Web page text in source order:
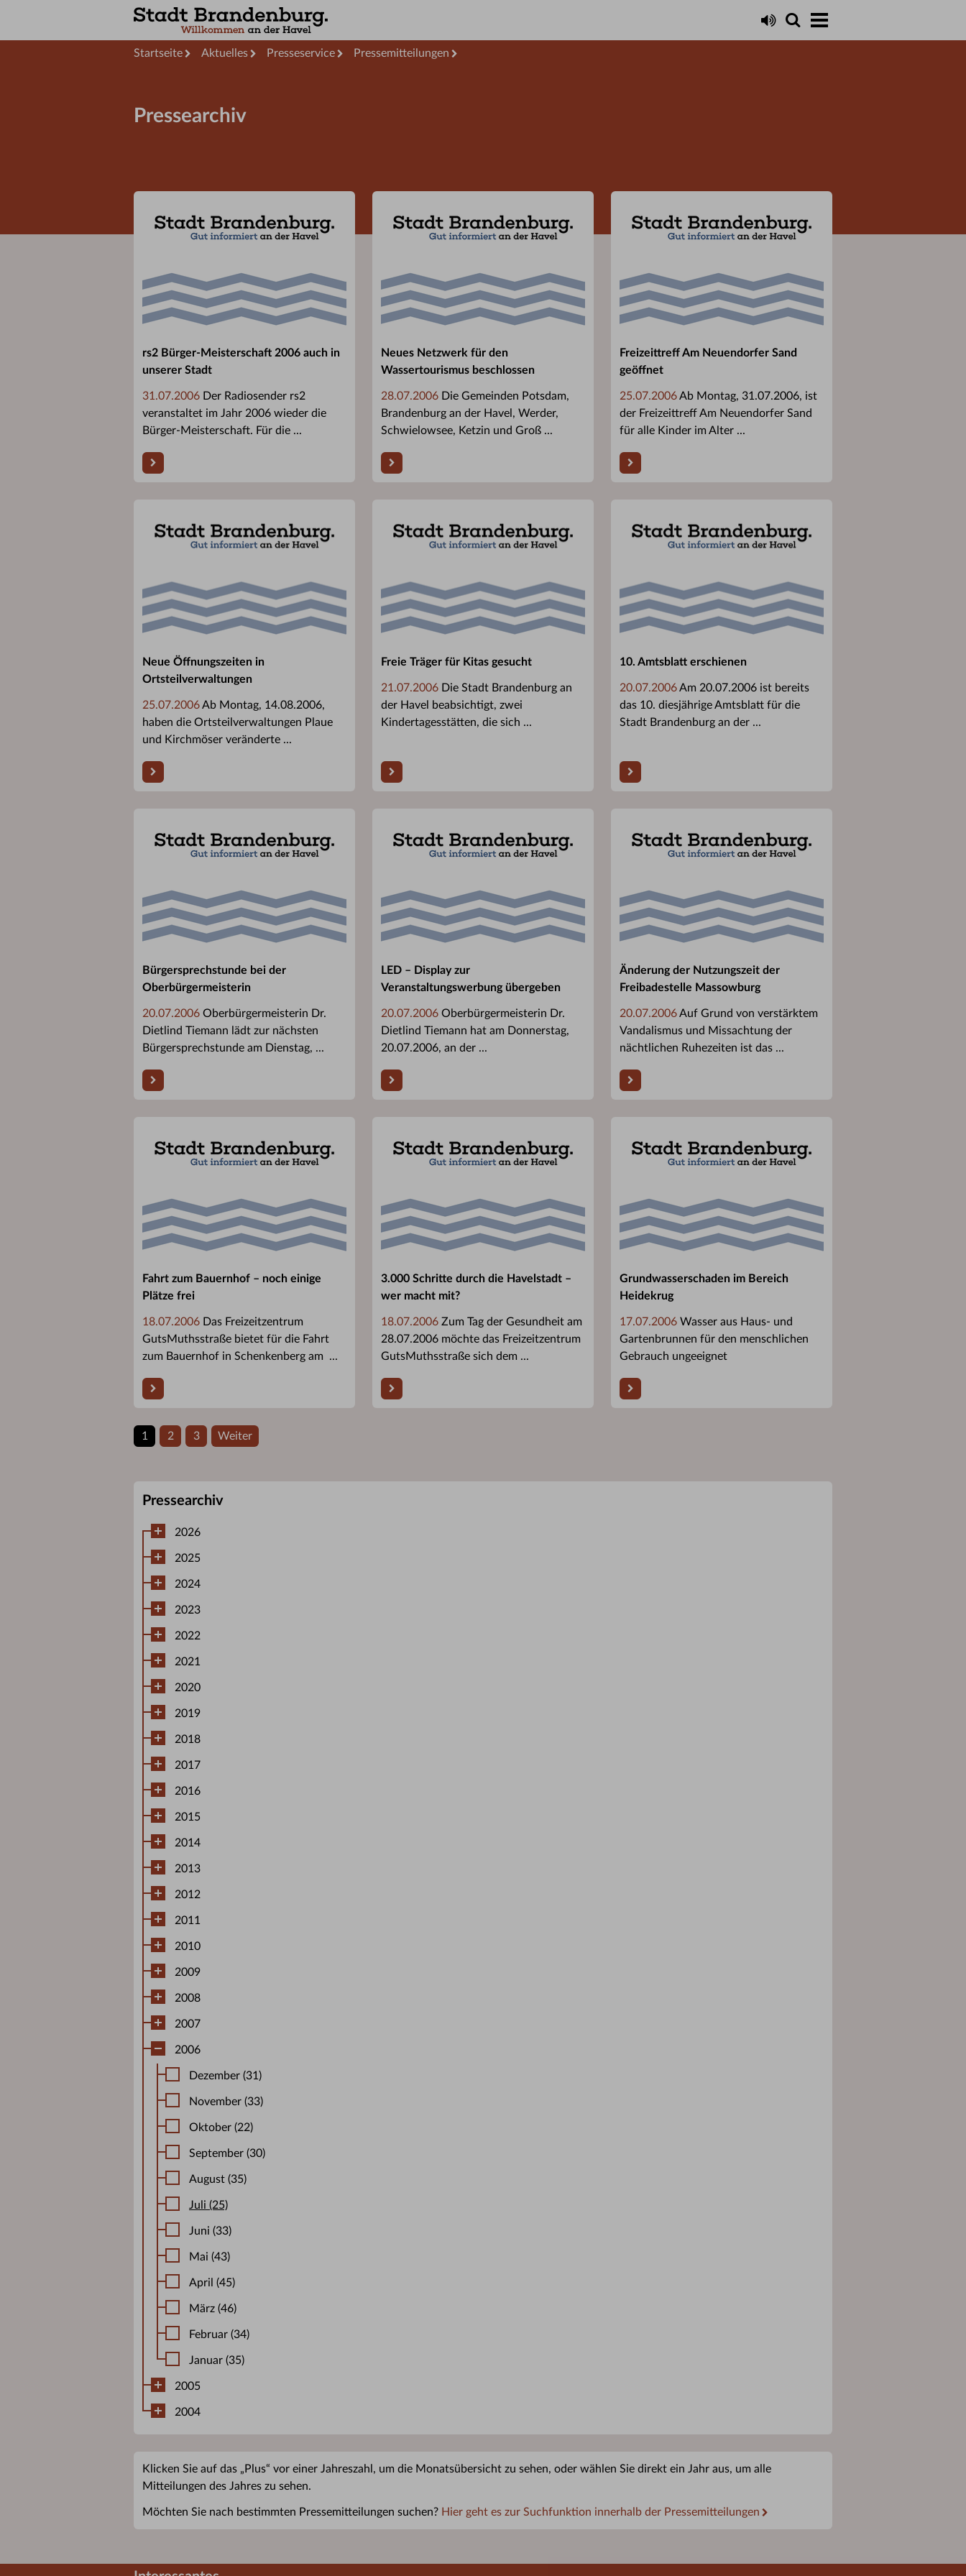
Startseite Aktuelles Presseservice Pressemitteilungen
Pressearchiv
rs2 Bürger-Meisterschaft 2006 auch in
unserer Stadt
31.07.2006 Der Radiosender rs2
veranstaltet im Jahr 2006 wieder die
Bürger-Meisterschaft. Für die ...
Neues Netzwerk für den
Wassertourismus beschlossen
28.07.2006 Die Gemeinden Potsdam,
Brandenburg an der Havel, Werder,
Schwielowsee, Ketzin und Groß ...
Freizeittreff Am Neuendorfer Sand
geöffnet
25.07.2006Ab Montag, 31.07.2006, ist
der Freizeittreff Am Neuendorfer Sand
für alle Kinder im Alter ...
Neue Öffnungszeiten in
Ortsteilverwaltungen
25.07.2006Ab Montag, 14.08.2006,
haben die Ortsteilverwaltungen Plaue
und Kirchmöser veränderte ...
Freie Träger für Kitas gesucht
21.07.2006 Die Stadt Brandenburg an
der Havel beabsichtigt, zwei
Kindertagesstätten, die sich ...
10. Amtsblatt erschienen
20.07.2006Am 20.07.2006 ist bereits
das 10. diesjährige Amtsblatt für die
Stadt Brandenburg an der ...
Bürgersprechstunde bei der
Oberbürgermeisterin
20.07.2006 Oberbürgermeisterin Dr.
Dietlind Tiemann lädt zur nächsten
Bürgersprechstunde am Dienstag, ...
LED – Display zur
Veranstaltungswerbung übergeben
20.07.2006 Oberbürgermeisterin Dr.
Dietlind Tiemann hat am Donnerstag,
20.07.2006, an der ...
Änderung der Nutzungszeit der
Freibadestelle Massowburg
20.07.2006Auf Grund von verstärktem
Vandalismus und Missachtung der
nächtlichen Ruhezeiten ist das ...
Fahrt zum Bauernhof – noch einige
Plätze frei
18.07.2006 Das Freizeitzentrum
GutsMuthsstraße bietet für die Fahrt
zum Bauernhof in Schenkenberg am ...
3.000 Schritte durch die Havelstadt –
wer macht mit?
18.07.2006 Zum Tag der Gesundheit am
28.07.2006 möchte das Freizeitzentrum
GutsMuthsstraße sich dem ...
Grundwasserschaden im Bereich
Heidekrug
17.07.2006 Wasser aus Haus- und
Gartenbrunnen für den menschlichen
Gebrauch ungeeignet
1 2 3 Weiter
Pressearchiv
2026
2025
2024
2023
2022
2021
2020
2019
2018
2017
2016
2015
2014
2013
2012
2011
2010
2009
2008
2007
2006
Dezember (31)
November (33)
Oktober (22)
September (30)
August (35)
Juli (25)
Juni (33)
Mai (43)
April (45)
März (46)
Februar (34)
Januar (35)
2005
2004
Klicken Sie auf das „Plus“ vor einer Jahreszahl, um die Monatsübersicht zu sehen, oder wählen Sie direkt ein Jahr aus, um alle
Mitteilungen des Jahres zu sehen.
Möchten Sie nach bestimmten Pressemitteilungen suchen? Hier geht es zur Suchfunktion innerhalb der Pressemitteilungen